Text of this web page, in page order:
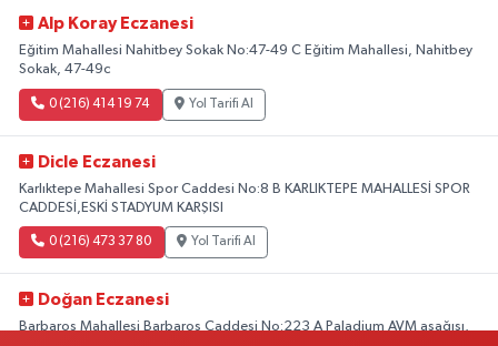
Alp Koray Eczanesi
Eğitim Mahallesi Nahitbey Sokak No:47-49 C Eğitim Mahallesi, Nahitbey
Sokak, 47-49c
0 (216) 414 19 74 Yol Tarifi Al
Dicle Eczanesi
Karlıktepe Mahallesi Spor Caddesi No:8 B KARLIKTEPE MAHALLESİ SPOR
CADDESİ,ESKİ STADYUM KARŞISI
0 (216) 473 37 80 Yol Tarifi Al
Doğan Eczanesi
Barbaros Mahallesi Barbaros Caddesi No:223 A Paladium AVM aşağısı,